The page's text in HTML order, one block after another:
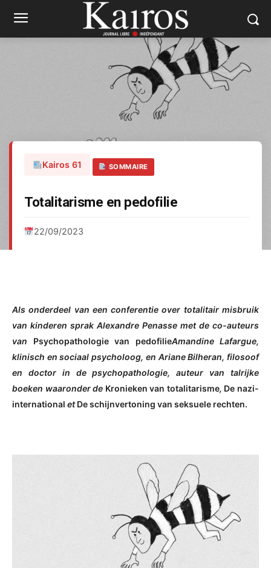
Kairos 61 SOMMAIRE
Totalitarisme en pedofilie
22/09/2023
Als onderdeel van een conferentie over totalitair misbruik
van kinderen sprak Alexandre Penasse met de co-auteurs
van Psychopathologie van pedofilieAmandine Lafargue,
klinisch en sociaal psycholoog, en Ariane Bilheran, filosoof
en doctor in de psychopathologie, auteur van talrijke
boeken waaronder de Kronieken van totalitarisme, De nazi-
international etDe schijnvertoning van seksuele rechten.